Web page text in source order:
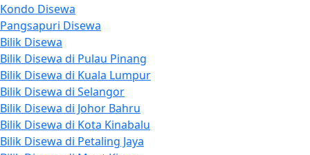
Kondo Disewa
Pangsapuri Disewa
Bilik Disewa
Bilik Disewa di Pulau Pinang
Bilik Disewa di Kuala Lumpur
Bilik Disewa di Selangor
Bilik Disewa di Johor Bahru
Bilik Disewa di Kota Kinabalu
Bilik Disewa di Petaling Jaya